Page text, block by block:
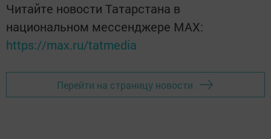
Читайте новости Татарстана в
национальном мессенджере MАХ:
https://max.ru/tatmedia
Перейти на страницу новости